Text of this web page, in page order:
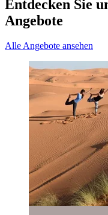
Entdecken Sie
Angebote
Alle Angebote ansehen